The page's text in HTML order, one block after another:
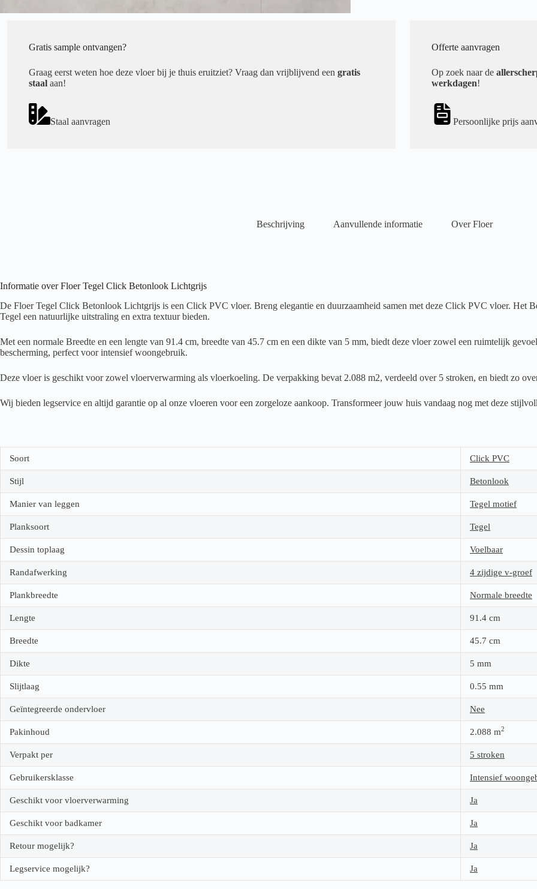
Gratis sample ontvangen?
Graag eerst weten hoe deze vloer bij je thuis eruitziet? Vraag dan vrijblijvend een gratis
staal aan!
Staal aanvragen
Offerte aanvragen
Op zoek naar de
werkdagen!
Persoonlijke prijs
Beschrijving Aanvullende informatie Over Floer
Informatie over Floer Tegel Click Betonlook Lichtgrijs
De Floer Tegel Click Betonlook Lichtgrijs is een Click PVC vloer. Breng elegantie en duurzaamheid samen met deze Click PVC vloer. Het
Tegel een natuurlijke uitstraling en extra textuur bieden.
Met een normale Breedte en een lengte van 91.4 cm, breedte van 45.7 cm en een dikte van 5 mm, biedt deze vloer zowel een ruimtelijk
bescherming, perfect voor intensief woongebruik.
Deze vloer is geschikt voor zowel vloerverwarming als vloerkoeling. De verpakking bevat 2.088 m2, verdeeld over 5 stroken, en biedt zo
Wij bieden legservice en altijd garantie op al onze vloeren voor een zorgeloze aankoop. Transformeer jouw huis vandaag nog met deze
Soort Click PVC
Stijl Betonlook
Manier van leggen Tegel motief
Planksoort Tegel
Dessin toplaag Voelbaar
Randafwerking 4 zijdige v-groef
Plankbreedte Normale breedte
Lengte 91.4 cm
Breedte 45.7 cm
Dikte 5 mm
Slijtlaag 0.55 mm
Geïntegreerde ondervloer Nee
Pakinhoud 2.088 m2
Verpakt per 5 stroken
Gebruikersklasse Intensief
Geschikt voor vloerverwarming Ja
Geschikt voor badkamer Ja
Retour mogelijk? Ja
Legservice mogelijk? Ja